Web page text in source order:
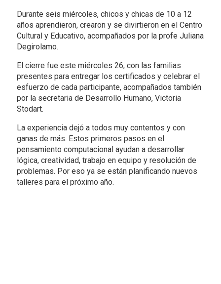
Durante seis miércoles, chicos y chicas de 10 a 12
años aprendieron, crearon y se divirtieron en el Centro
Cultural y Educativo, acompañados por la profe Juliana
Degirolamo.
El cierre fue este miércoles 26, con las familias
presentes para entregar los certificados y celebrar el
esfuerzo de cada participante, acompañados también
por la secretaria de Desarrollo Humano, Victoria
Stodart.
La experiencia dejó a todos muy contentos y con
ganas de más. Estos primeros pasos en el
pensamiento computacional ayudan a desarrollar
lógica, creatividad, trabajo en equipo y resolución de
problemas. Por eso ya se están planificando nuevos
talleres para el próximo año.